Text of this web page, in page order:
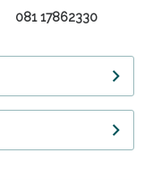
081 17862330